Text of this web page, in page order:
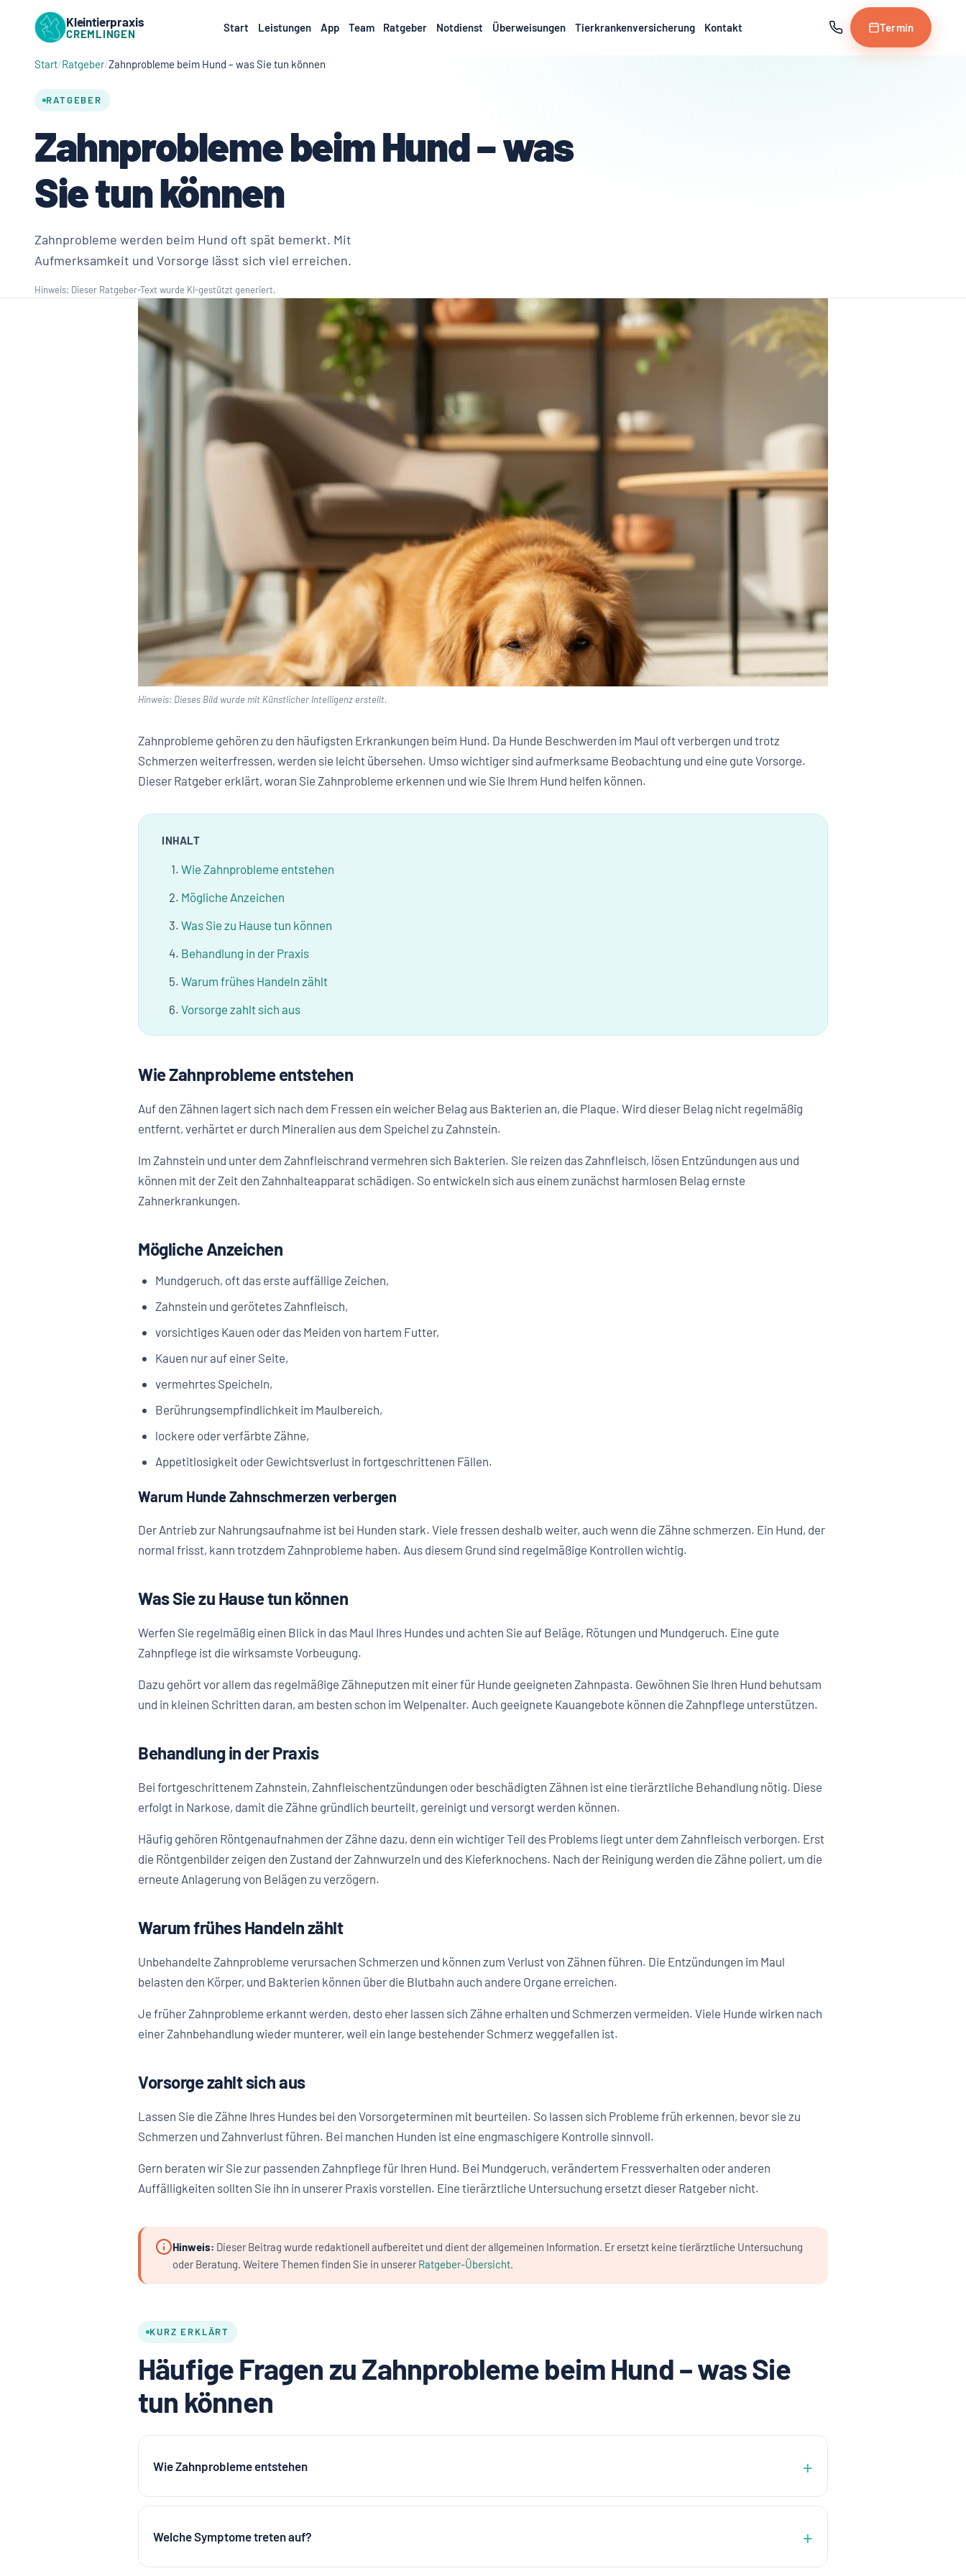
Kleintierpraxis
CREMLINGEN Start Leistungen App Team Ratgeber Notdienst Überweisungen Tierkrankenversicherung Kontakt Termin
Start Ratgeber Zahnprobleme beim Hund – was Sie tun können
RATGEBER
Zahnprobleme beim Hund – was
Sie tun können
Zahnprobleme werden beim Hund oft spät bemerkt. Mit
Aufmerksamkeit und Vorsorge lässt sich viel erreichen.
Hinweis: Dieser Ratgeber-Text wurde KI-gestützt generiert.
Hinweis: Dieses Bild wurde mit Künstlicher Intelligenz erstellt.
Zahnprobleme gehören zu den häufigsten Erkrankungen beim Hund. Da Hunde Beschwerden im Maul oft verbergen und trotz
Schmerzen weiterfressen, werden sie leicht übersehen. Umso wichtiger sind aufmerksame Beobachtung und eine gute Vorsorge.
Dieser Ratgeber erklärt, woran Sie Zahnprobleme erkennen und wie Sie Ihrem Hund helfen können.
INHALT
Wie Zahnprobleme entstehen
Mögliche Anzeichen
Was Sie zu Hause tun können
Behandlung in der Praxis
Warum frühes Handeln zählt
Vorsorge zahlt sich aus
Wie Zahnprobleme entstehen
Auf den Zähnen lagert sich nach dem Fressen ein weicher Belag aus Bakterien an, die Plaque. Wird dieser Belag nicht regelmäßig
entfernt, verhärtet er durch Mineralien aus dem Speichel zu Zahnstein.
Im Zahnstein und unter dem Zahnfleischrand vermehren sich Bakterien. Sie reizen das Zahnfleisch, lösen Entzündungen aus und
können mit der Zeit den Zahnhalteapparat schädigen. So entwickeln sich aus einem zunächst harmlosen Belag ernste
Zahnerkrankungen.
Mögliche Anzeichen
Mundgeruch, oft das erste auffällige Zeichen,
Zahnstein und gerötetes Zahnfleisch,
vorsichtiges Kauen oder das Meiden von hartem Futter,
Kauen nur auf einer Seite,
vermehrtes Speicheln,
Berührungsempfindlichkeit im Maulbereich,
lockere oder verfärbte Zähne,
Appetitlosigkeit oder Gewichtsverlust in fortgeschrittenen Fällen.
Warum Hunde Zahnschmerzen verbergen
Der Antrieb zur Nahrungsaufnahme ist bei Hunden stark. Viele fressen deshalb weiter, auch wenn die Zähne schmerzen. Ein Hund, der
normal frisst, kann trotzdem Zahnprobleme haben. Aus diesem Grund sind regelmäßige Kontrollen wichtig.
Was Sie zu Hause tun können
Werfen Sie regelmäßig einen Blick in das Maul Ihres Hundes und achten Sie auf Beläge, Rötungen und Mundgeruch. Eine gute
Zahnpflege ist die wirksamste Vorbeugung.
Dazu gehört vor allem das regelmäßige Zähneputzen mit einer für Hunde geeigneten Zahnpasta. Gewöhnen Sie Ihren Hund behutsam
und in kleinen Schritten daran, am besten schon im Welpenalter. Auch geeignete Kauangebote können die Zahnpflege unterstützen.
Behandlung in der Praxis
Bei fortgeschrittenem Zahnstein, Zahnfleischentzündungen oder beschädigten Zähnen ist eine tierärztliche Behandlung nötig. Diese
erfolgt in Narkose, damit die Zähne gründlich beurteilt, gereinigt und versorgt werden können.
Häufig gehören Röntgenaufnahmen der Zähne dazu, denn ein wichtiger Teil des Problems liegt unter dem Zahnfleisch verborgen. Erst
die Röntgenbilder zeigen den Zustand der Zahnwurzeln und des Kieferknochens. Nach der Reinigung werden die Zähne poliert, um die
erneute Anlagerung von Belägen zu verzögern.
Warum frühes Handeln zählt
Unbehandelte Zahnprobleme verursachen Schmerzen und können zum Verlust von Zähnen führen. Die Entzündungen im Maul
belasten den Körper, und Bakterien können über die Blutbahn auch andere Organe erreichen.
Je früher Zahnprobleme erkannt werden, desto eher lassen sich Zähne erhalten und Schmerzen vermeiden. Viele Hunde wirken nach
einer Zahnbehandlung wieder munterer, weil ein lange bestehender Schmerz weggefallen ist.
Vorsorge zahlt sich aus
Lassen Sie die Zähne Ihres Hundes bei den Vorsorgeterminen mit beurteilen. So lassen sich Probleme früh erkennen, bevor sie zu
Schmerzen und Zahnverlust führen. Bei manchen Hunden ist eine engmaschigere Kontrolle sinnvoll.
Gern beraten wir Sie zur passenden Zahnpflege für Ihren Hund. Bei Mundgeruch, verändertem Fressverhalten oder anderen
Auffälligkeiten sollten Sie ihn in unserer Praxis vorstellen. Eine tierärztliche Untersuchung ersetzt dieser Ratgeber nicht.
Hinweis: Dieser Beitrag wurde redaktionell aufbereitet und dient der allgemeinen Information. Er ersetzt keine tierärztliche Untersuchung
oder Beratung. Weitere Themen finden Sie in unserer Ratgeber-Übersicht.
KURZ ERKLÄRT
Häufige Fragen zu Zahnprobleme beim Hund – was Sie
tun können
Wie Zahnprobleme entstehen
Welche Symptome treten auf?